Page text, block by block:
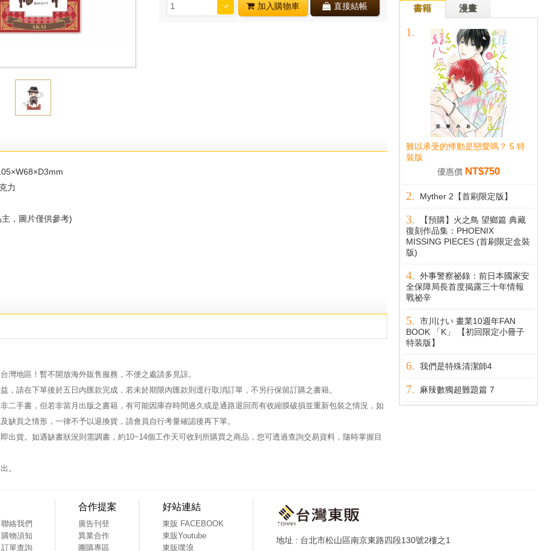
加入購物車 直接結帳
力
，圖片僅供參考)
灣地區！暫不開放海外販售服務，不便之處請多見諒。
，請在下單後於五日內匯款完成，若未於期限內匯款則逕行取消訂單，不另行保留訂購之書籍。
二手書，但若非當月出版之書籍，有可能因庫存時間過久或是通路退回而有收縮膜破損並重新包裝之情況，如
缺頁之情形，一律不予以退換貨，請會員自行考量確認後再下單。
出貨。如遇缺書狀況則需調書，約10~14個工作天可收到所購買之商品，您可透過查詢交易資料，隨時掌握目
。
書籍 漫畫
難以承受的悸動是戀愛嗎？ 5 特
裝版
優惠價 NT$750
Myther 2【首刷限定版】
【預購】火之鳥 望鄉篇 典藏
復刻作品集：PHOENIX
MISSING PIECES (首刷限定盒裝
版)
外事警察祕錄：前日本國家安
全保障局長首度揭露三十年情報
戰祕辛
市川けい 畫業10週年FAN
BOOK 「K」 【初回限定小冊子
特装版】
我們是特殊清潔師4
麻辣數獨超難題篇 7
聯絡我們
購物須知
訂單查詢
合作提案
廣告刊登
異業合作
團購專區
好站連結
東販 FACEBOOK
東販Youtube
東販噗浪
台北市松山區南京東路四段130號2樓之1